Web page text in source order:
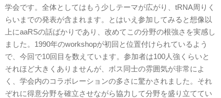
学会です。全体としてはもう少しテーマが広がり、tRNA周りく
らいまでの発表が含まれます。とはいえ参加してみると想像以
上にaaRSの話ばかりであり、改めてこの分野の根強さを実感し
ました。1990年のworkshopが初回と位置付けられているよう
で、今回で10回目を数えています。参加者は100人強くらいと
それほど大きくありませんが、ボス同士の雰囲気が非常によ
く、学会内のコラボレーションの多さに驚かされました。それ
ぞれに得意分野を確立させながら協力して分野を盛り立ててい